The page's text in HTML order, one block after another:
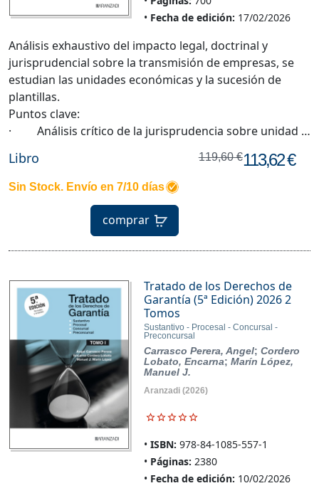
Fecha de edición: 17/02/2026
Libro 119,60 €113,62 €
Sin Stock. Envío en 7/10 días
comprar
Análisis exhaustivo del impacto legal, doctrinal y
jurisprudencial sobre la transmisión de empresas, se
estudian las unidades económicas y la sucesión de
plantillas.
Puntos clave:
· Análisis crítico de la jurisprudencia sobre unidad …
Tratado de los Derechos de
Garantía (5ª Edición) 2026 2
Tomos
Sustantivo - Procesal - Concursal -
Preconcursal
Carrasco Perera, Angel; Cordero
Lobato, Encarna; Marín López,
Manuel J.
Aranzadi(2026)
ISBN: 978-84-1085-557-1
Páginas: 2380
Fecha de edición: 10/02/2026